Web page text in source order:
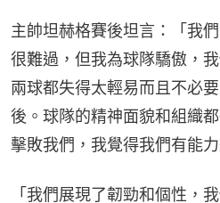
主帥坦赫格賽後坦言：「我
很難過，但我為球隊驕傲，
兩球都失得太輕易而且不必
後。球隊的精神面貌和組織
擊敗我們，我覺得我們有能力
「我們展現了韌勁和個性，